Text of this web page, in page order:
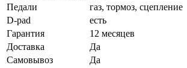
Педали
газ, тормоз, сцепление
D-pad
есть
Гарантия
12 месяцев
Доставка
Да
Самовывоз
Да